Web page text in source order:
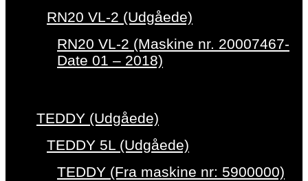
RN20 VL-2 (Udgåede)
RN20 VL-2 (Maskine nr. 20007467-
Date 01 – 2018)
TEDDY (Udgåede)
TEDDY 5L (Udgåede)
TEDDY (Fra maskine nr: 5900000)